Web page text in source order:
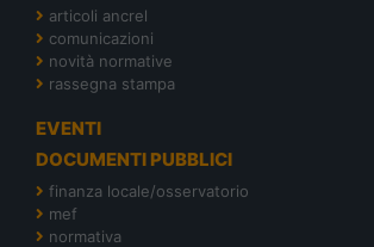
articoli ancrel
comunicazioni
novità normative
rassegna stampa
EVENTI
DOCUMENTI PUBBLICI
finanza locale/osservatorio
mef
normativa